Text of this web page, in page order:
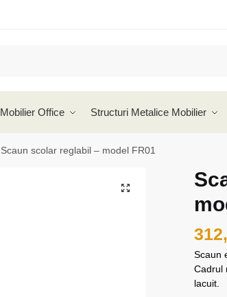
Mobilier Office Structuri Metalice Mobilier
Scaun scolar reglabil – model FR01
🔍
Scaun
Cadrul
lacuit.